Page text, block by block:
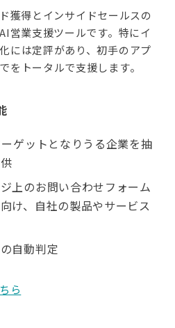
獲得とインサイドセールスの
営業支援ツールです。特にイ
には定評があり、初手のアプ
をトータルで支援します。
ゲットとなりうる企業を抽
上のお問い合わせフォーム
け、自社の製品やサービス
自動判定
ら